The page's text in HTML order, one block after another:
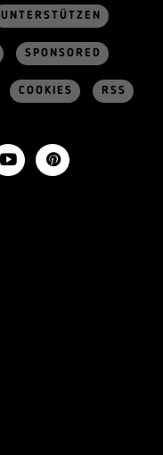
UNTERSTÜTZEN
SPONSORED
COOKIES RSS